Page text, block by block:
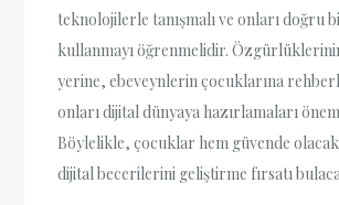
teknolojilerle tanışmalı ve onları doğru
kullanmayı öğrenmelidir. Özgürlüklerinin
yerine, ebeveynlerin çocuklarına
onları dijital dünyaya hazırlamaları
Böylelikle, çocuklar hem güvende
dijital becerilerini geliştirme fırsatı